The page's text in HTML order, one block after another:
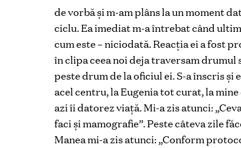
de vorbă și m-am plâns la un moment
ciclu. Ea imediat m-a întrebat când
cum este – niciodată. Reacția ei a fost
în clipa ceea noi deja traversam
peste drum de la oficiul ei. S-a înscris și
acel centru, la Eugenia tot curat, la
azi îi datorez viață. Mi-a zis atunci:
faci și mamografie”. Peste câteva zile
Manea mi-a zis atunci: „Conform